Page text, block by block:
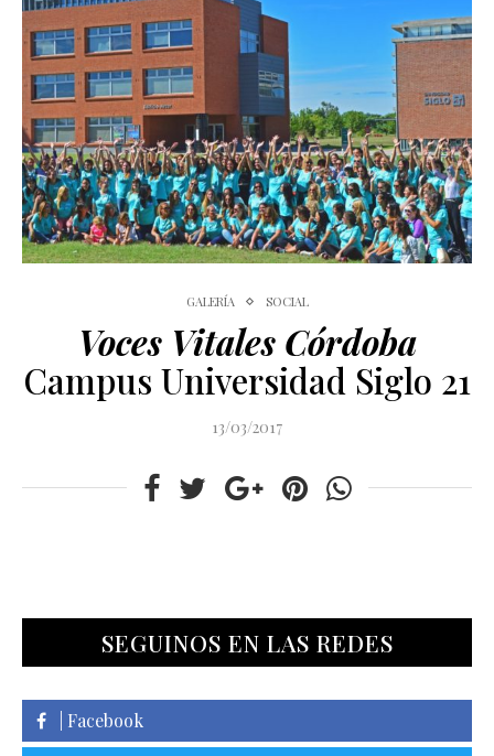
GALERÍA SOCIAL
Voces Vitales Córdoba
Campus Universidad Siglo 21
13/03/2017
SEGUINOS EN LAS REDES
| Facebook